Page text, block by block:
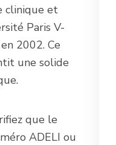
clinique et
Paris V-
2002. Ce
une solide
que le
ADELI ou